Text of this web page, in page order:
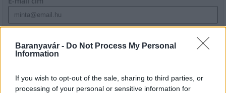
Baranyavár - Do Not Process My Personal
Information
If you wish to opt-out of the sale, sharing to third parties, or
processing of your personal or sensitive information for
szabályzatot!